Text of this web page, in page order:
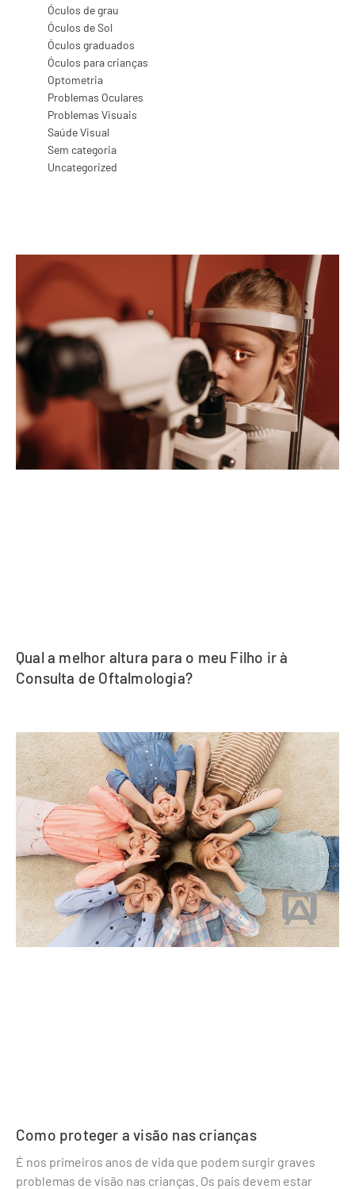
Óculos de grau
Óculos de Sol
Óculos graduados
Óculos para crianças
Optometria
Problemas Oculares
Problemas Visuais
Saúde Visual
Sem categoria
Uncategorized
Qual a melhor altura para o meu Filho ir à
Consulta de Oftalmologia?
Como proteger a visão nas crianças
É nos primeiros anos de vida que podem surgir graves
problemas de visão nas crianças. Os pais devem estar